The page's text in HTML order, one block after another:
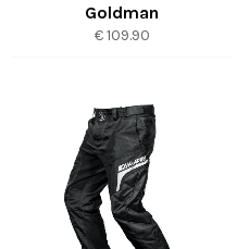
Goldman
Normaler
€ 109.90